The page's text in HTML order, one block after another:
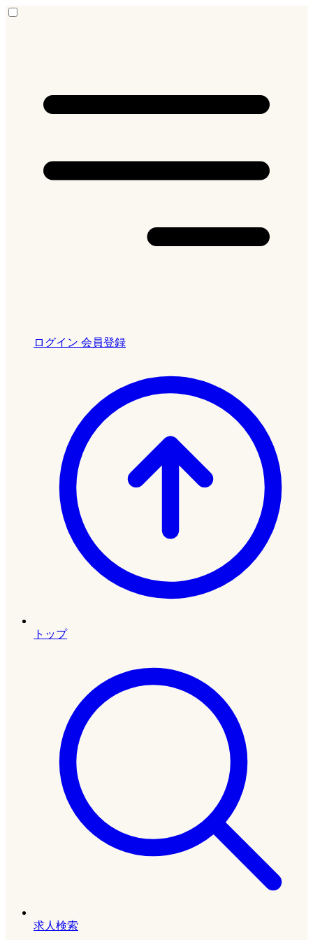
ログイン 会員登録
トップ
求人検索